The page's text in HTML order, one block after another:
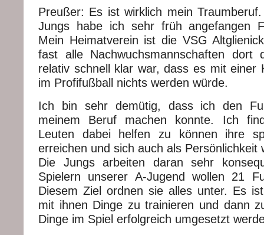
Preußer: Es ist wirklich mein
Jungs habe ich sehr früh angefangen
Mein Heimatverein ist die VSG
fast alle Nachwuchsmannschaften dort
relativ schnell klar war, dass es mit einer
im Profifußball nichts werden würde.
Ich bin sehr demütig, dass ich den
meinem Beruf machen konnte. Ich
Leuten dabei helfen zu können ihre
erreichen und sich auch als Persönlichkeit
Die Jungs arbeiten daran sehr
Spielern unserer A-Jugend wollen 21
Diesem Ziel ordnen sie alles unter. Es
mit ihnen Dinge zu trainieren und dann
Dinge im Spiel erfolgreich umgesetzt